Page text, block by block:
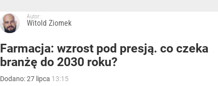
Autor:
Witold Ziomek
Farmacja: wzrost pod presją. co czeka
branżę do 2030 roku?
Dodano:27 lipca 13:15